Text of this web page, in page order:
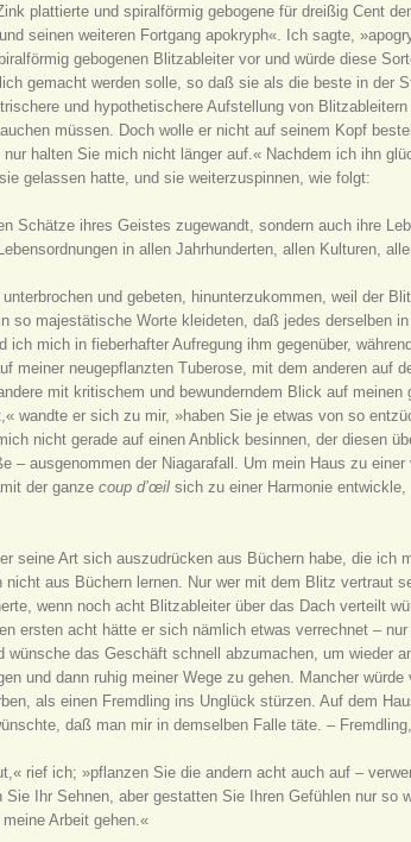
plattierte und spiralförmig gebogene für dreißig Cent
seinen weiteren Fortgang apokryph«. Ich sagte,
gebogenen Blitzableiter vor und würde diese
gemacht werden solle, so daß sie als die beste in der
und hypothetischere Aufstellung von
müssen. Doch wolle er nicht auf seinem Kopf
halten Sie mich nicht länger auf.« Nachdem ich ihn
gelassen hatte, und sie weiterzuspinnen, wie folgt:
Schätze ihres Geistes zugewandt, sondern auch ihre
in allen Jahrhunderten, allen Kulturen,
unterbrochen und gebeten, hinunterzukommen, weil der
so majestätische Worte kleideten, daß jedes derselben
ich mich in fieberhafter Aufregung ihm gegenüber,
meiner neugepflanzten Tuberose, mit dem anderen auf
mit kritischem und bewunderndem Blick auf
wandte er sich zu mir, »haben Sie je etwas von so
nicht gerade auf einen Anblick besinnen, der diesen
– ausgenommen der Niagarafall. Um mein Haus zu
der ganze coup d’œil sich zu einer Harmonie
seine Art sich auszudrücken aus Büchern habe, die ich
nicht aus Büchern lernen. Nur wer mit dem Blitz vertraut
wenn noch acht Blitzableiter über das Dach verteilt
ersten acht hätte er sich nämlich etwas verrechnet –
wünsche das Geschäft schnell abzumachen, um wieder
und dann ruhig meiner Wege zu gehen. Mancher
als einen Fremdling ins Unglück stürzen. Auf dem
daß man mir in demselben Falle täte. –
rief ich; »pflanzen Sie die andern acht auch auf –
Sie Ihr Sehnen, aber gestatten Sie Ihren Gefühlen nur
Arbeit gehen.«